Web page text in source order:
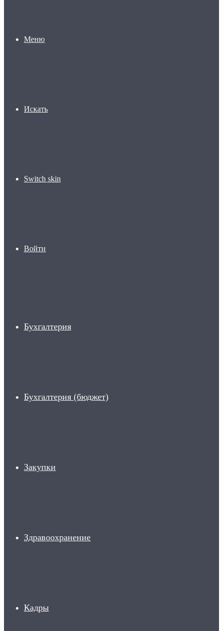
Меню
Искать
Switch skin
Войти
Бухгалтерия
Бухгалтерия (бюджет)
Закупки
Здравоохранение
Кадры